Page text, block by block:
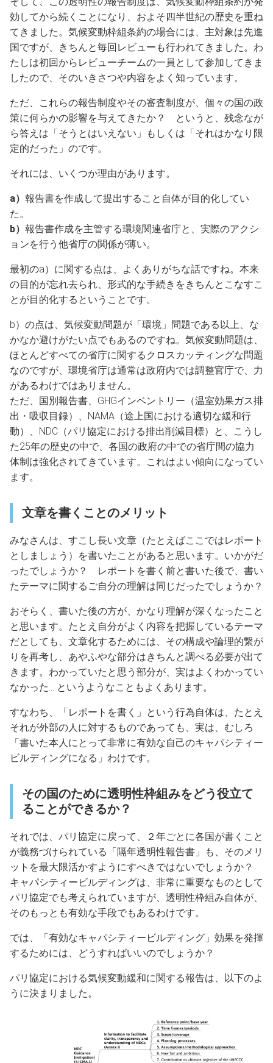
効してから続くことになり、およそ四半世紀の歴史を重ね
てきました。気候変動枠組条約の場合には、主対象は先進
国ですが、きちんと毎回レビューも行われてきました。わ
たしは初回からレビューチームの一員として参加してきま
したので、そのいきさつや内容をよく知っています。
ただ、これらの報告制度やその審査制度が、個々の国の政
策に何らかの影響を与えてきたか？ というと、残念なが
ら答えは「そうとはいえない」もしくは「それはかなり限
定的だった」のです。
それには、いくつか理由があります。
a） 報告書を作成して提出すること自体が目的化してい
た。
b） 報告書作成を主管する環境関連省庁と、実際のアクシ
ョンを行う他省庁の関係が薄い。
最初のa）に関する点は、よくありがちな話ですね。本来
の目的が忘れ去られ、形式的な手続きをきちんとこなすこ
とが目的化するということです。
b）の点は、気候変動問題が「環境」問題である以上、な
かなか避けがたい点でもあるのですね。気候変動問題は、
ほとんどすべての省庁に関するクロスカッティングな問題
なのですが、環境省庁は通常は政府内では調整官庁で、力
があるわけではありません。
ただ、国別報告書、GHGインベントリー（温室効果ガス排
出・吸収目録）、NAMA（途上国における適切な緩和行
動）、NDC（パリ協定における排出削減目標）と、こうし
た25年の歴史の中で、各国の政府の中での省庁間の協力
体制は強化されてきています。これはよい傾向になってい
ます。
文章を書くことのメリット
みなさんは、すこし長い文章（たとえばここではレポート
としましょう）を書いたことがあると思います。いかがだ
ったでしょうか？ レポートを書く前と書いた後で、書い
たテーマに関するご自分の理解は同じだったでしょうか？
おそらく、書いた後の方が、かなり理解が深くなったこと
と思います。たとえ自分がよく内容を把握しているテーマ
だとしても、文章化するためには、その構成や論理的繋が
りを再考し、あやふやな部分はきちんと調べる必要が出て
きます。わかっていたと思う部分が、実はよくわかってい
なかった… というようなこともよくあります。
すなわち、「レポートを書く」という行為自体は、たとえ
それが外部の人に対するものであっても、実は、むしろ
「書いた本人にとって非常に有効な自己のキャパシティー
ビルディングになる」わけです。
その国のために透明性枠組みをどう役立て
ることができるか？
それでは、パリ協定に戻って、２年ごとに各国が書くこと
が義務づけられている「隔年透明性報告書」も、そのメリ
ットを最大限活かすようにすべきではないでしょうか？
キャパシティービルディングは、非常に重要なものとして
パリ協定でも考えられていますが、透明性枠組み自体が、
そのもっとも有効な手段でもあるわけです。
では、「有効なキャパシティービルディング」効果を発揮
するためには、どうすればいいのでしょうか？
パリ協定における気候変動緩和に関する報告は、以下のよ
うに決まりました。